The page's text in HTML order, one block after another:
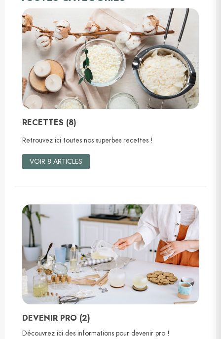
RECETTES (8)
Retrouvez ici toutes nos superbes recettes !
VOIR 8 ARTICLES
DEVENIR PRO (2)
Découvrez ici des informations pour devenir pro !